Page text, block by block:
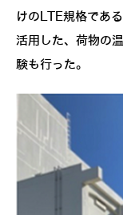
けのLTE規格であ
活用した、荷物の
験も行った。